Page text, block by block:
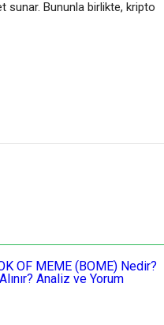
sunar. Bununla birlikte, kripto